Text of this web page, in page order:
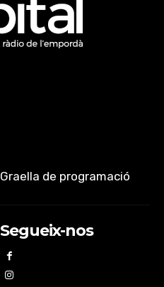
Graella de programació
Segueix-nos